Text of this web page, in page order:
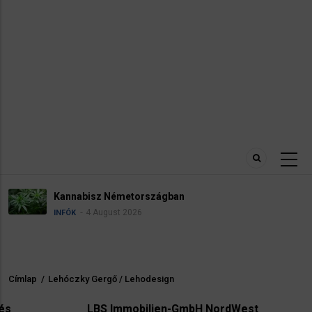
Névadási szabályok
Morzsa
Címlap / Lehóczky Gergő / Lehodesign
LBS Immobilien-GmbH NordWest